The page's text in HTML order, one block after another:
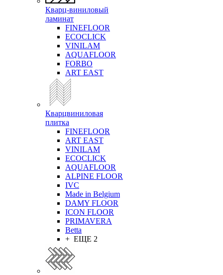
Кварц-виниловый
ламинат
FINEFLOOR
ECOCLICK
VINILAM
AQUAFLOOR
FORBO
ART EAST
Кварцвиниловая
плитка
FINEFLOOR
ART EAST
VINILAM
ECOCLICK
AQUAFLOOR
ALPINE FLOOR
IVC
Made in Belgium
DAMY FLOOR
ICON FLOOR
PRIMAVERA
Betta
+ ЕЩЕ 2